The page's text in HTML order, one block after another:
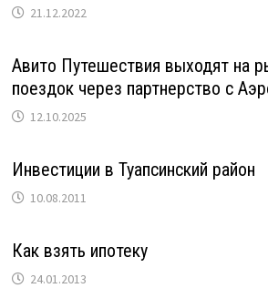
21.12.2022
Авито Путешествия выходят на
поездок через партнерство с
12.10.2025
Инвестиции в Туапсинский район
10.08.2011
Как взять ипотеку
24.01.2013